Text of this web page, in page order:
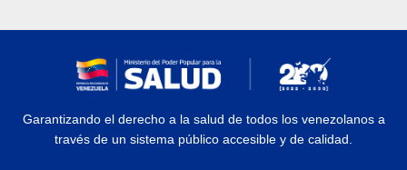
Garantizando el derecho a la salud de todos los venezolanos a
través de un sistema público accesible y de calidad.